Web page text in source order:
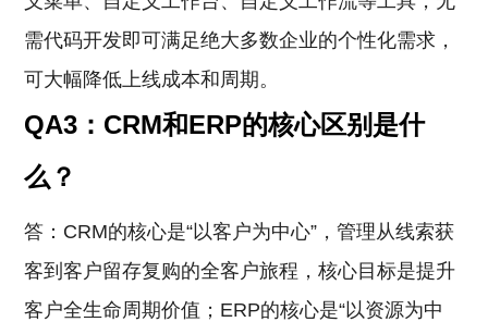
需代码开发即可满足绝大多数企业的个性化需求，
可大幅降低上线成本和周期。
QA3：CRM和ERP的核心区别是什
么？
答：CRM的核心是“以客户为中心”，管理从线索获
客到客户留存复购的全客户旅程，核心目标是提升
客户全生命周期价值；ERP的核心是“以资源为中